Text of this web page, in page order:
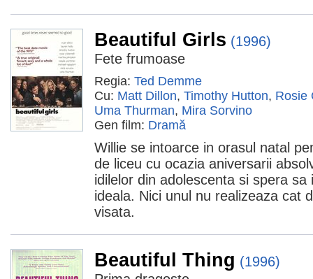
Beautiful Girls (1996)
Fete frumoase
Regia: Ted Demme
Cu: Matt Dillon, Timothy Hutton, Rosie
Uma Thurman, Mira Sorvino
Gen film: Dramă
Willie se intoarce in orasul natal
de liceu cu ocazia aniversarii
idilelor din adolescenta si spera sa
ideala. Nici unul nu realizeaza cat
visata.
Beautiful Thing (1996)